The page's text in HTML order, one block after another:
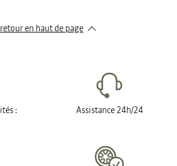
retour en haut de page​
: Assistance 24h/24